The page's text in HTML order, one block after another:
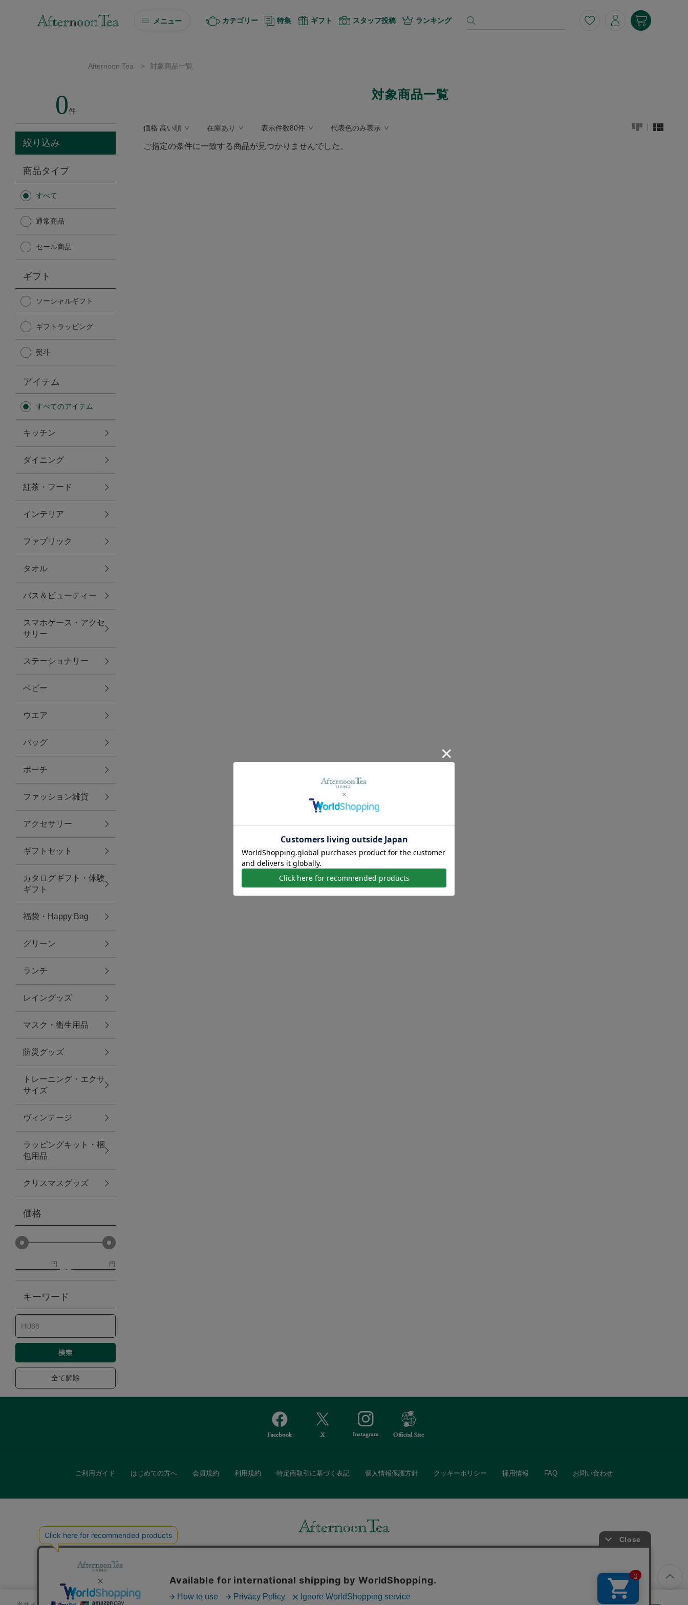
メニュー
ソーシャルギフト
カタログギフト
Afternoon Tea TEAROOM
Afternoon Tea TEAROOM
日傘
保冷バッグ
無重力シリーズ
トラベルグッズ
ランチ
バッグ
キッチン・ダイニング
ダイニング
キッチン
ファブリック
グリーン
バス＆ビューティー
バス＆ビューティー
タオル
ウエア＆バッグ
ウエア
レイングッズ
アクセサリー
ファッション雑貨
ファッショングッズ
スマホケース・アクセサリー
ポーチ
ステーショナリー
その他
紅茶・フード
防災グッズ・非常食
トレーニング
ヴィンテージ
カテゴリー 特集 ギフト スタッフ投稿 ランキング
Afternoon Tea > 対象商品一覧
0件
絞り込み
商品タイプ
すべて
通常商品
セール商品
ギフト
ソーシャルギフト
ギフトラッピング
熨斗
アイテム
すべてのアイテム
キッチン
ダイニング
紅茶・フード
インテリア
ファブリック
タオル
バス＆ビューティー
スマホケース・アクセ
サリー
ステーショナリー
ベビー
ウエア
バッグ
ポーチ
ファッション雑貨
アクセサリー
ギフトセット
カタログギフト・体験
ギフト
福袋・Happy Bag
グリーン
ランチ
レイングッズ
マスク・衛生用品
防災グッズ
トレーニング・エクサ
サイズ
ヴィンテージ
ラッピングキット・梱
包用品
クリスマスグッズ
価格
円 円
キーワード
全て解除
対象商品一覧
価格 高い順 在庫あり 表示件数80件 代表色のみ表示
ご指定の条件に一致する商品が見つかりませんでした。
ご利用ガイド はじめての方へ 会員規約 利用規約 特定商取引に基づく表記 個人情報保護方針 クッキーポリシー 採用情報 FAQ お問い合わせ
また、ギフトセットなどギフトにぴったりの豊富な商品がラインナップ。
「ソーシャルギフト」サービスもご提供しています。